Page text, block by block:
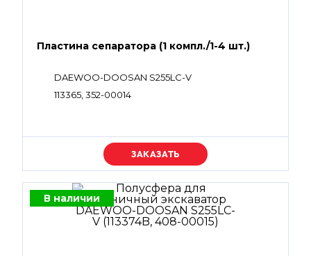
Пластина сепаратора (1 компл./1-4 шт.)
DAEWOO-DOOSAN S255LC-V
113365, 352-00014
Уточняйте цену
В наличии